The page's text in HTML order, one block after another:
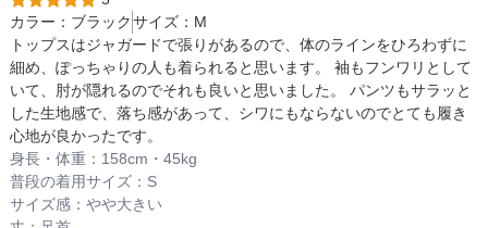
ウエスト
ヒップ 100 105
パンツ股下
着丈目安
ファスナー
カラー： ブラックサイズ： M
トップスはジャガードで張りがあるので、体のラインをひろわずに
細め、ぽっちゃりの人も着られると思います。 袖もフンワリとして
いて、肘が隠れるのでそれも良いと思いました。 パンツもサラッと
した生地感で、落ち感があって、シワにもならないのでとても履き
心地が良かったです。
身長・体重： 158cm・ 45kg
普段の着用サイズ： S
サイズ感： やや大きい